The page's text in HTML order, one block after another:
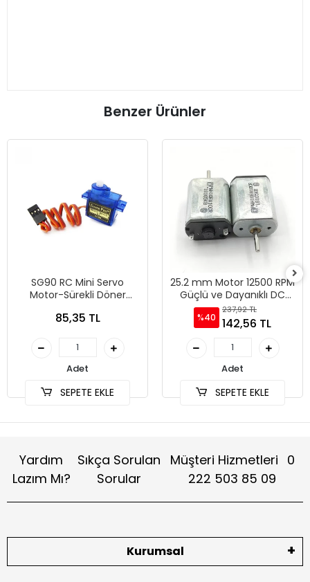
Benzer Ürünler
SG90 RC Mini Servo
Motor-Sürekli Döner
85,35 TL
Adet
SEPETE EKLE
25.2 mm Motor 12500 RPM
Güçlü ve Dayanıklı DC
Motor
%40
237,92 TL
142,56 TL
Adet
SEPETE EKLE
Yardım
Lazım Mı?
Sıkça Sorulan
Sorular
Müşteri Hizmetleri 0
222 503 85 09
Kurumsal